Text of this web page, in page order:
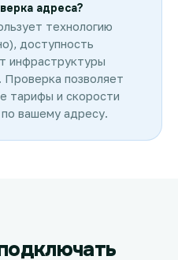
адреса?
технологию
доступность
инфраструктуры
Проверка позволяет
тарифы и скорости
вашему адресу.